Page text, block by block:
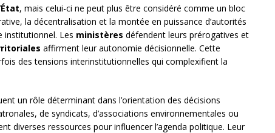
État, mais celui-ci ne peut plus être considéré comme un bloc
la décentralisation et la montée en puissance d’autorités
institutionnel. Les ministères défendent leurs prérogatives et
affirment leur autonomie décisionnelle. Cette
des tensions interinstitutionnelles qui complexifient la
un rôle déterminant dans l’orientation des décisions
de syndicats, d’associations environnementales ou
diverses ressources pour influencer l’agenda politique. Leur